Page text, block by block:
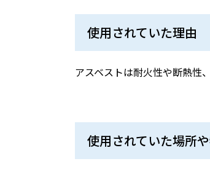
使用されていた理由
アスベストは耐火性や断熱性
使用されていた場所